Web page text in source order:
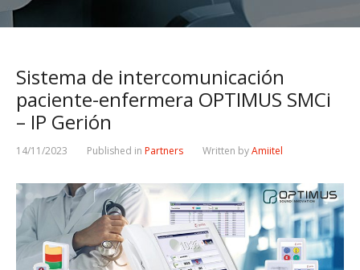
Sistema de intercomunicación
paciente-enfermera OPTIMUS SMCi
– IP Gerión
14/11/2023 Published in Partners Written byAmiitel